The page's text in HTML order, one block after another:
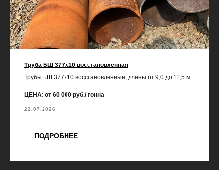
Труба БШ 377х10 восстановленная
Трубы БШ 377х10 восстановленные, длины от 9,0 до 11,5 м.
ЦЕНА: от 60 000 руб./ тонна
22.07.2026
ПОДРОБНЕЕ